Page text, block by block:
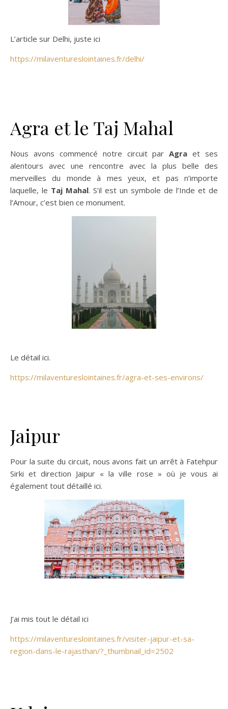
L’article sur Delhi, juste ici
https://milaventureslointaines.fr/delhi/
Agra et le Taj Mahal
Nous avons commencé notre circuit parAgra et ses
alentours avec une rencontre avec la plus belle des
merveilles du monde à mes yeux, et pas n’importe
laquelle, le Taj Mahal. S’il est un symbole de l’Inde et de
l’Amour, c’est bien ce monument.
Le détail ici.
https://milaventureslointaines.fr/agra-et-ses-environs/
Jaipur
Pour la suite du circuit, nous avons fait un arrêt à Fatehpur
Sirki et direction Jaipur « la ville rose » où je vous ai
également tout détaillé ici.
J’ai mis tout le détail ici
https://milaventureslointaines.fr/visiter-jaipur-et-sa-
region-dans-le-rajasthan/?_thumbnail_id=2502